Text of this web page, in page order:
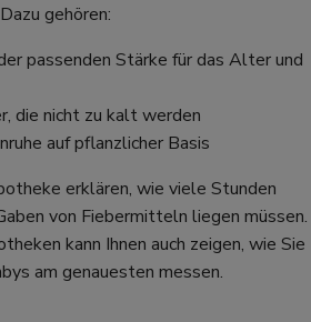
gehören:
passenden Stärke für das Alter und
die nicht zu kalt werden
auf pflanzlicher Basis
erklären, wie viele Stunden
von Fiebermitteln liegen müssen.
kann Ihnen auch zeigen, wie Sie
am genauesten messen.